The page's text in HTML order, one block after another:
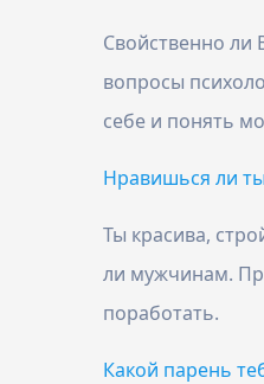
Свойственно ли
вопросы
себе и понять
Нравишься ли
Ты красива,
ли мужчинам.
поработать.
Какой парень